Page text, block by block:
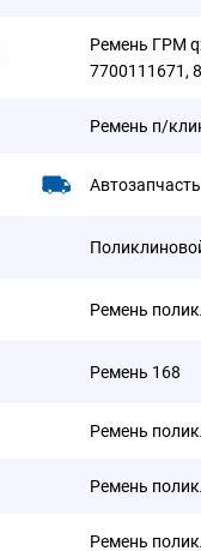
Ремень ГРМ
7700111671,
Ремень п/
Автозапчасть
Ремень
Ремень 168
Ремень
Ремень
Ремень